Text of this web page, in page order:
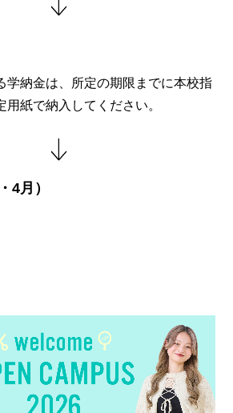
学納金は、所定の期限までに本校指
用紙で納入してください。
4月）